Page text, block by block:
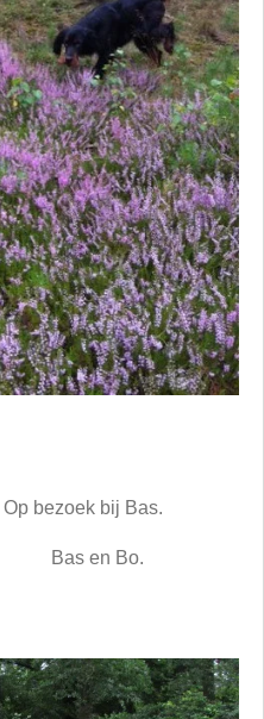
Op bezoek bij Bas.
Bas en Bo.